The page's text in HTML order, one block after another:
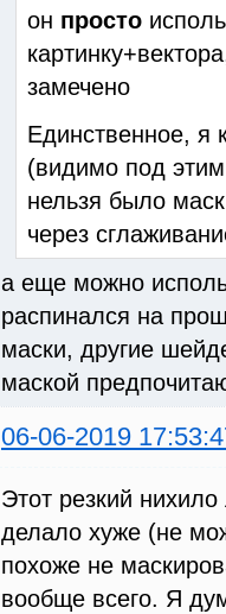
он просто
замечено
Единственное, я
(видимо под
нельзя было
через
а еще можно
распинался на
маски, другие
маской
06-06-2019
Этот резкий
делало хуже (не
похоже не
вообще всего. Я